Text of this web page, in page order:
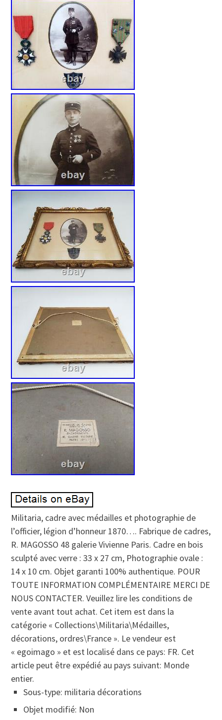
Militaria, cadre avec médailles et photographie de
l’officier, légion d’honneur 1870…. Fabrique de cadres,
R. MAGOSSO 48 galerie Vivienne Paris. Cadre en bois
sculpté avec verre : 33 x 27 cm, Photographie ovale :
14 x 10 cm. Objet garanti 100% authentique. POUR
TOUTE INFORMATION COMPLÉMENTAIRE MERCI DE
NOUS CONTACTER. Veuillez lire les conditions de
vente avant tout achat. Cet item est dans la
catégorie « Collections\Militaria\Médailles,
décorations, ordres\France ». Le vendeur est
« egoimago » et est localisé dans ce pays: FR. Cet
article peut être expédié au pays suivant: Monde
entier.
Sous-type: militaria décorations
Objet modifié: Non